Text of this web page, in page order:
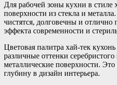
Для рабочей зоны кухни в стиле
поверхности из стекла и
чистятся, долговечны и отлично
эффекта современности и
Цветовая палитра хай-тек
различные оттенки
металлические поверхности.
глубину в дизайн интерьера.